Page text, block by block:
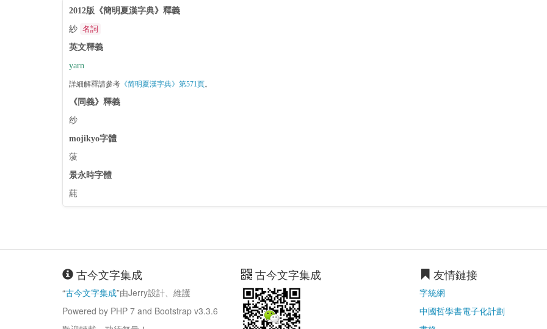
2012版《簡明夏漢字典》釋義
紗 名詞
英文釋義
yarn
詳細解釋請參考 《简明夏漢字典》第571頁。
《同義》釋義
纱
mojikyo字體
蔆
景永時字體
蒓
古今文字集成
“古今文字集成”由Jerry設計、維護
Powered by PHP 7 and Bootstrap v3.3.6
古今文字集成 友情鏈接
字統網
中國哲學書電子化計劃